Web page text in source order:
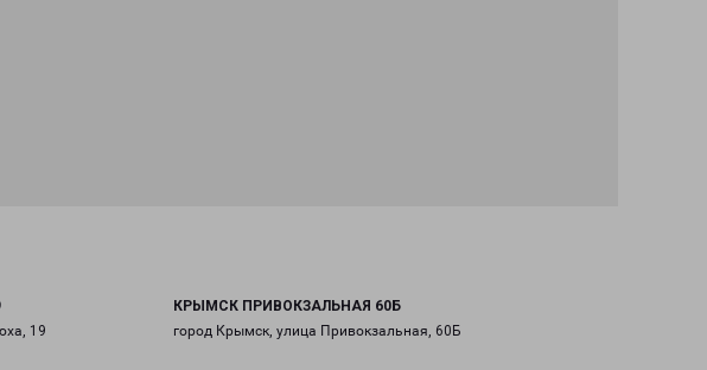
19
КРЫМСК ПРИВОКЗАЛЬНАЯ 60Б
город Крымск, улица Привокзальная, 60Б